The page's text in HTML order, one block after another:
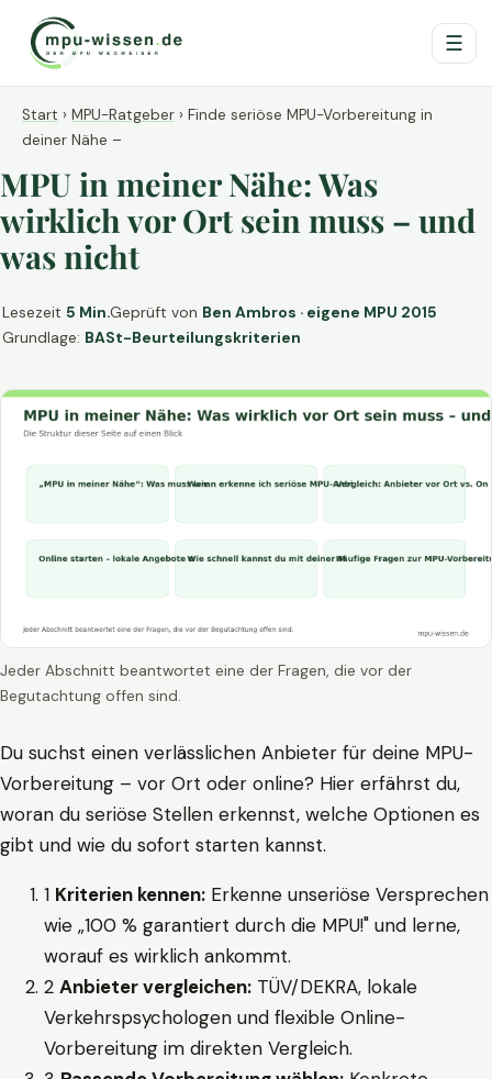
☰
Start › MPU-Ratgeber › Finde seriöse MPU-Vorbereitung in
deiner Nähe –
MPU in meiner Nähe: Was
wirklich vor Ort sein muss – und
was nicht
Lesezeit 5 Min.Geprüft von Ben Ambros · eigene MPU 2015
Grundlage: BASt-Beurteilungskriterien
Jeder Abschnitt beantwortet eine der Fragen, die vor der
Begutachtung offen sind.
Du suchst einen verlässlichen Anbieter für deine MPU-
Vorbereitung – vor Ort oder online? Hier erfährst du,
woran du seriöse Stellen erkennst, welche Optionen es
gibt und wie du sofort starten kannst.
1 Kriterien kennen: Erkenne unseriöse Versprechen
wie „100 % garantiert durch die MPU!" und lerne,
worauf es wirklich ankommt.
2 Anbieter vergleichen: TÜV/DEKRA, lokale
Verkehrspsychologen und flexible Online-
Vorbereitung im direkten Vergleich.